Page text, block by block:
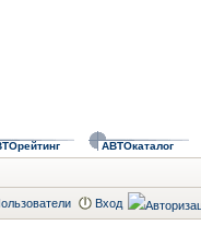
АВТОкаталог
Вход